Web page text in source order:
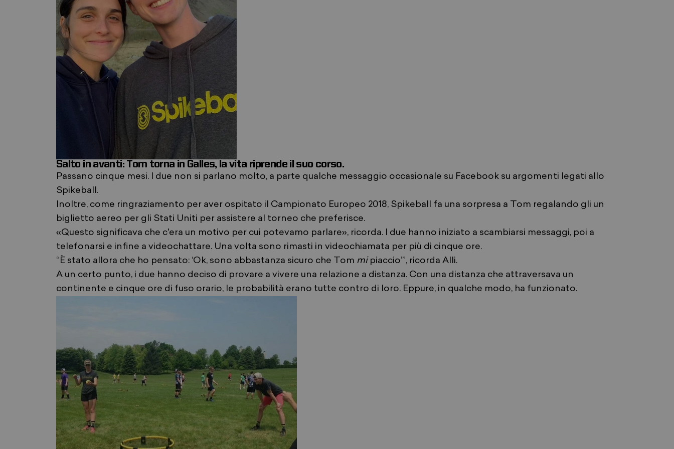
Salto in avanti: Tom torna in Galles, la vita riprende il suo corso.
Passano cinque mesi. I due non si parlano molto, a parte qualche messaggio occasionale su Facebook su argomenti legati allo
Spikeball.
Inoltre, come ringraziamento per aver ospitato il Campionato Europeo 2018, Spikeball fa una sorpresa a Tom regalando gli un
biglietto aereo per gli Stati Uniti per assistere al torneo che preferisce.
«Questo significava che c'era un motivo per cui potevamo parlare», ricorda. I due hanno iniziato a scambiarsi messaggi, poi a
telefonarsi e infine a videochattare. Una volta sono rimasti in videochiamata per più di cinque ore.
“È stato allora che ho pensato: ‘Ok, sono abbastanza sicuro che Tom mi piaccio’”, ricorda Alli.
A un certo punto, i due hanno deciso di provare a vivere una relazione a distanza. Con una distanza che attraversava un
continente e cinque ore di fuso orario, le probabilità erano tutte contro di loro. Eppure, in qualche modo, ha funzionato.